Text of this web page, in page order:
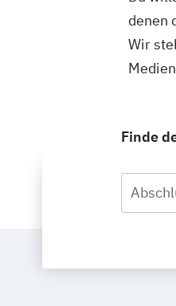
denen
Wir
Finde